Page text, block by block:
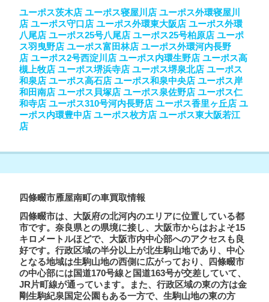
ユーポス茨木店 ユーポス寝屋川店 ユーポス外環寝屋川
店 ユーポス守口店 ユーポス外環東大阪店 ユーポス外環
八尾店 ユーポス25号八尾店 ユーポス25号柏原店 ユーポ
ス羽曳野店 ユーポス富田林店 ユーポス外環河内長野
店 ユーポス2号西淀川店 ユーポス内環生野店 ユーポス高
槻上牧店 ユーポス堺浜寺店 ユーポス堺泉北店 ユーポス
和泉店 ユーポス高石店 ユーポス和泉中央店 ユーポス岸
和田南店 ユーポス貝塚店 ユーポス泉佐野店 ユーポス仁
和寺店 ユーポス310号河内長野店 ユーポス香里ヶ丘店 ユ
ーポス内環豊中店 ユーポス枚方店 ユーポス東大阪若江
店
四條畷市雁屋南町の車買取情報
四條畷市は、大阪府の北河内のエリアに位置している都
市です。奈良県との県境に接し、大阪市からはおよそ15
キロメートルほどで、大阪市内中心部へのアクセスも良
好です。行政区域の半分以上が北生駒山地であり、中心
となる地域は生駒山地の西側に広がっており、四條畷市
の中心部には国道170号線と国道163号が交差していて、
JR片町線が通っています。また、行政区域の東の方は金
剛生駒紀泉国定公園もある一方で、生駒山地の東の方